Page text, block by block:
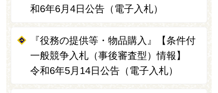
和6年6月4日公告（電子入札）
『役務の提供等・物品購入』【条件付
一般競争入札（事後審査型）情報】
令和6年5月14日公告（電子入札）